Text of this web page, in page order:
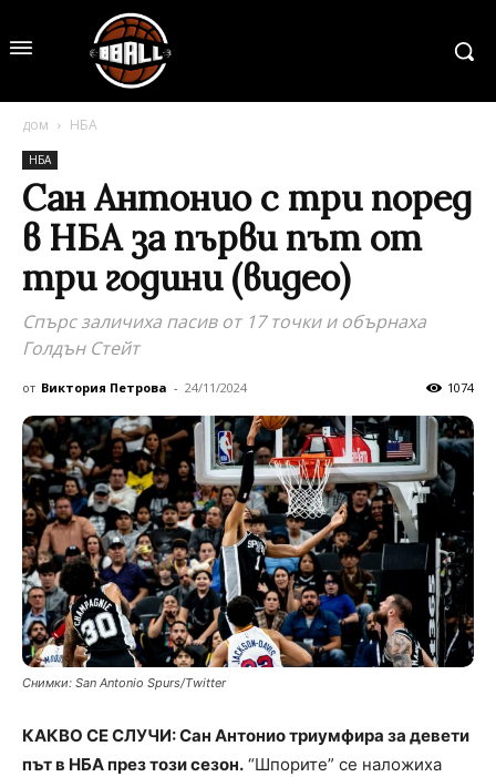
дом НБА
НБА
Сан Антонио с три поред
в НБА за първи път от
три години (видео)
Спърс заличиха пасив от 17 точки и обърнаха
Голдън Стейт
от Виктория Петрова - 24/11/2024 1074
Снимки: San Antonio Spurs/Тwitter
КАКВО СЕ СЛУЧИ: Сан Антонио триумфира за девети
път в НБА през този сезон. “Шпорите” се наложиха